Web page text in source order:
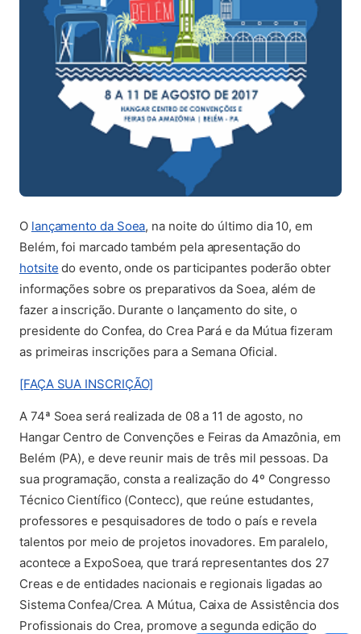
O lançamento da Soea(abre em nova aba)
, na noite do último dia 10, em
Belém, foi marcado também pela apresentação do
hotsite(abre em nova aba)
do evento, onde os participantes poderão obter
informações sobre os preparativos da Soea, além de
fazer a inscrição. Durante o lançamento do site, o
presidente do Confea, do Crea Pará e da Mútua fizeram
as primeiras inscrições para a Semana Oficial.
[FAÇA SUA INSCRIÇÃO]
A 74ª Soea será realizada de 08 a 11 de agosto, no
Hangar Centro de Convenções e Feiras da Amazônia, em
Belém (PA), e deve reunir mais de três mil pessoas. Da
sua programação, consta a realização do 4º Congresso
Técnico Científico (Contecc), que reúne estudantes,
professores e pesquisadores de todo o país e revela
talentos por meio de projetos inovadores. Em paralelo,
acontece a ExpoSoea, que trará representantes dos 27
Creas e de entidades nacionais e regionais ligadas ao
Sistema Confea/Crea. A Mútua, Caixa de Assistência dos
Profissionais do Crea, promove a segunda edição do